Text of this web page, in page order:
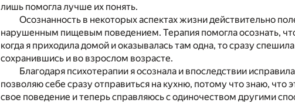
лишь помогла лучше их понять.
Осознанность в некоторых аспектах жизни действительно
нарушенным пищевым поведением. Терапия помогла осознать,
когда я приходила домой и оказывалась там одна, то сразу
сохранившись и во взрослом возрасте.
Благодаря психотерапии я осознала и впоследствии
позволяю себе сразу отправиться на кухню, потому что знаю,
свое поведение и теперь справляюсь с одиночеством другими